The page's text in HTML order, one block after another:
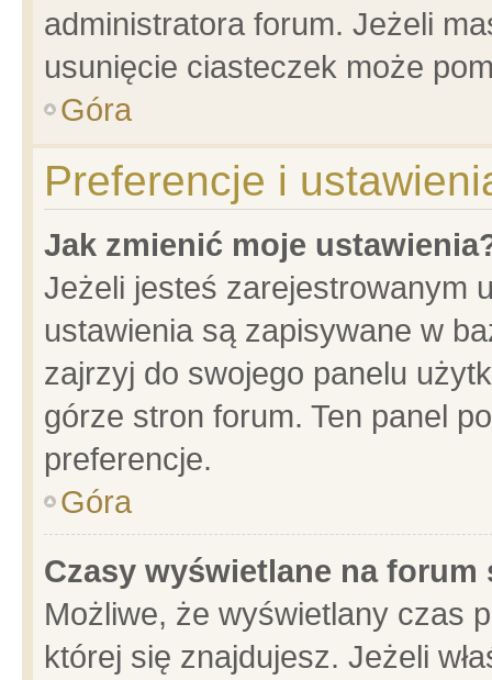
administratora forum. Jeżeli
usunięcie ciasteczek może
Góra
Preferencje i
Jak zmienić moje
Jeżeli jesteś zarejestrowanym
ustawienia są zapisywane w
zajrzyj do swojego panelu
górze stron forum. Ten panel
preferencje.
Góra
Czasy wyświetlane na forum
Możliwe, że wyświetlany czas
której się znajdujesz. Jeżeli